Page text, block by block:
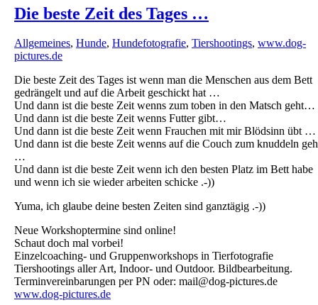
Die beste Zeit des Tages …
Allgemeines, Hunde, Hundefotografie, Tiershootings, www.dog-
pictures.de
Die beste Zeit des Tages ist wenn man die Menschen aus dem Bett
gedrängelt und auf die Arbeit geschickt hat …
Und dann ist die beste Zeit wenns zum toben in den Matsch geht…
Und dann ist die beste Zeit wenns Futter gibt…
Und dann ist die beste Zeit wenn Frauchen mit mir Blödsinn übt …
Und dann ist die beste Zeit wenns auf die Couch zum knuddeln
…
Und dann ist die beste Zeit wenn ich den besten Platz im Bett habe
und wenn ich sie wieder arbeiten schicke .-))
Yuma, ich glaube deine besten Zeiten sind ganztägig .-))
Neue Workshoptermine sind online!
Schaut doch mal vorbei!
Einzelcoaching- und Gruppenworkshops in Tierfotografie
Tiershootings aller Art, Indoor- und Outdoor. Bildbearbeitung.
Terminvereinbarungen per PN oder: mail@dog-pictures.de
www.dog-pictures.de